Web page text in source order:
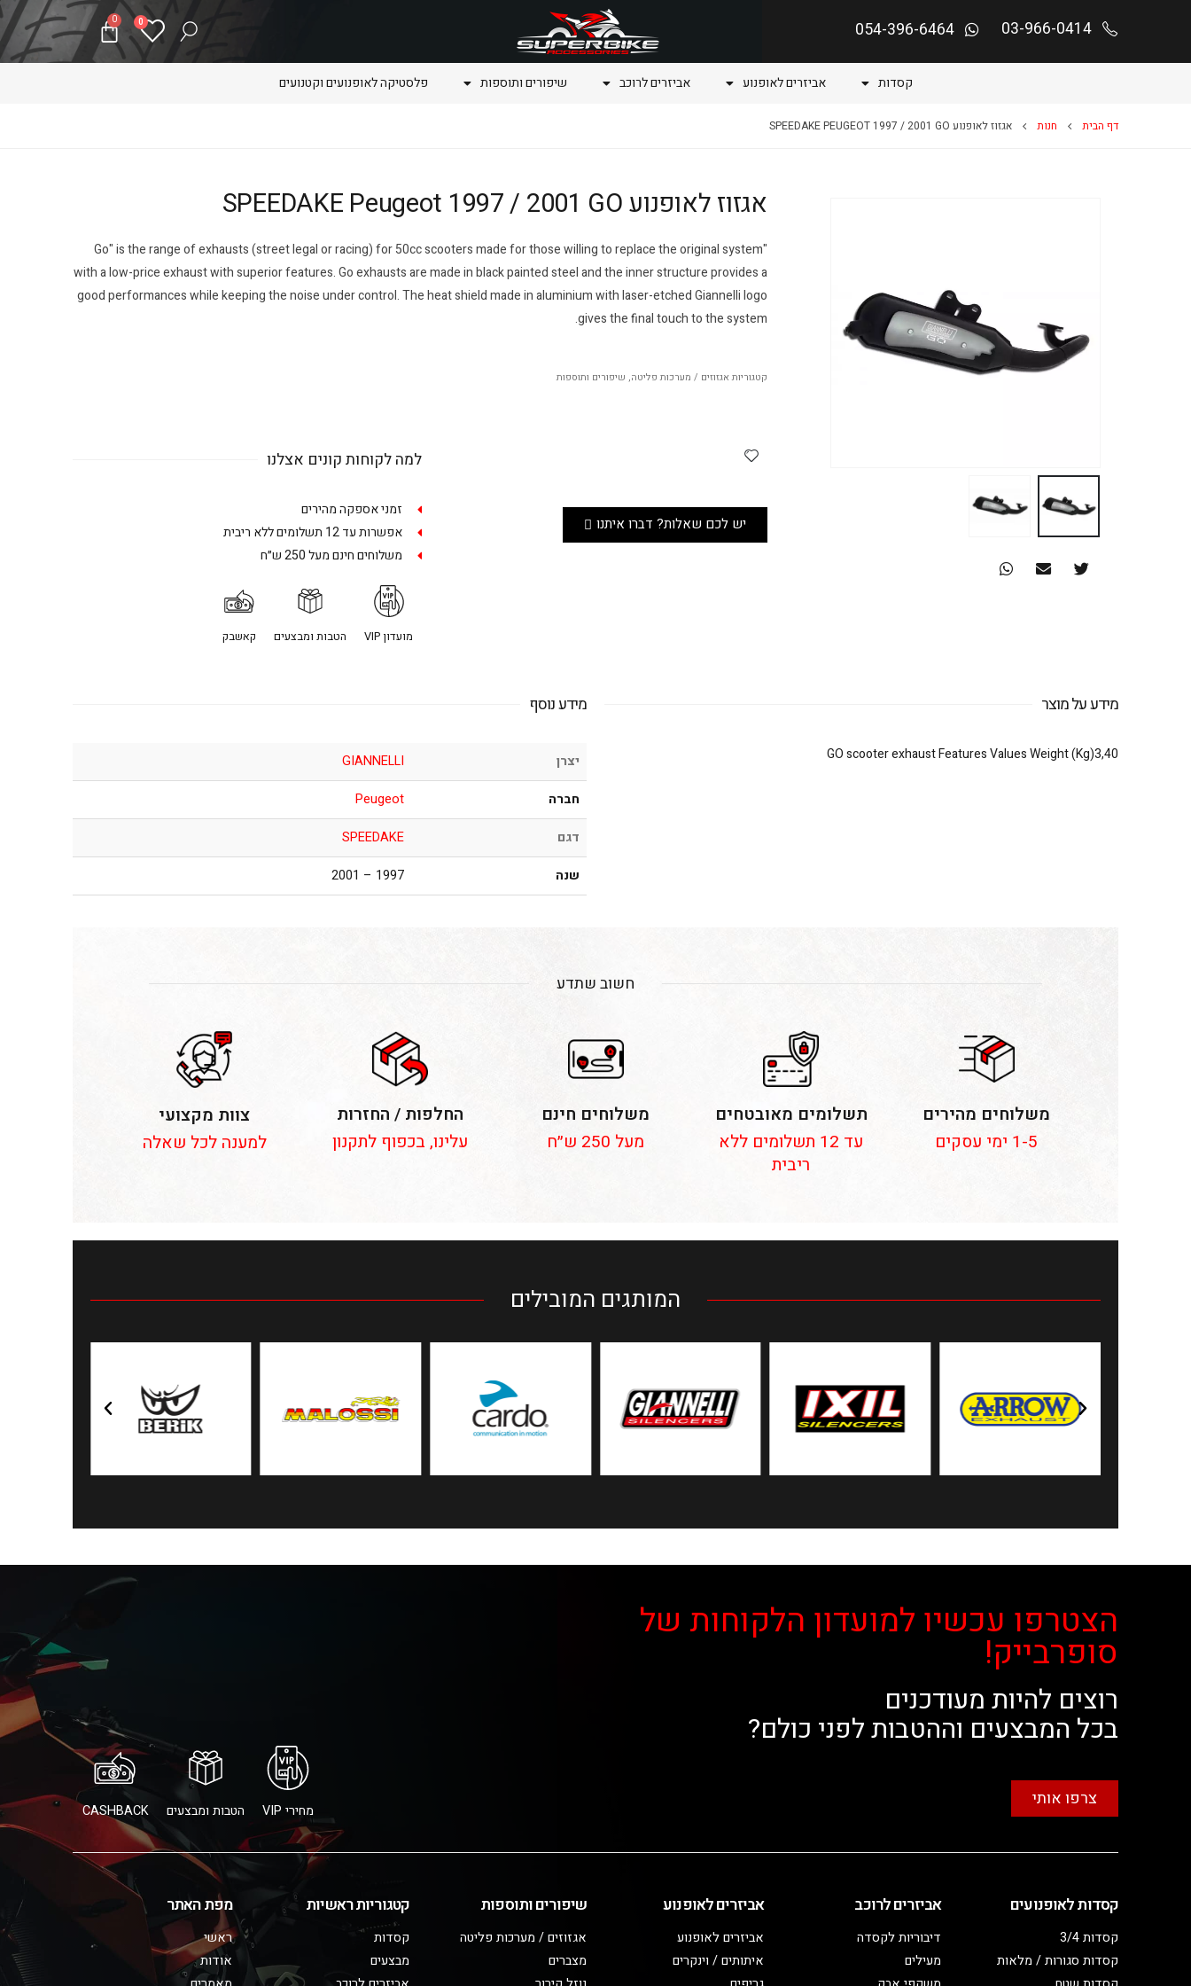
03-966-0414
054-396-6464
0
0
קסדות אביזרים לאופנוע אביזרים לרוכב שיפורים ותוספות פלסטיקה לאופנועים וקטנועים
דף הבית חנות אגזוז לאופנוע SPEEDAKE PEUGEOT 1997 / 2001 GO
אגזוז לאופנוע SPEEDAKE Peugeot 1997 / 2001 GO
"Go" is the range of exhausts (street legal or racing) for 50cc scooters made for those willing to replace the original system
with a low-price exhaust with superior features. Go exhausts are made in black painted steel and the inner structure provides a
good performances while keeping the noise under control. The heat shield made in aluminium with laser-etched Giannelli logo
gives the final touch to the system.
קטגוריותאגזוזים / מערכות פליטה, שיפורים ותוספות
יש לכם שאלות? דברו איתנו
למה לקוחות קונים אצלנו
זמני אספקה מהירים
אפשרות עד 12 תשלומים ללא ריבית
משלוחים חינם מעל 250 ש״ח
מועדון VIP הטבות ומבצעים קאשבק
מידע על מוצר
GO scooter exhaust Features Values Weight (Kg)3,40
מידע נוסף
יצרן GIANNELLI
חברה Peugeot
דגם SPEEDAKE
שנה 1997 – 2001
חשוב שתדע
משלוחים מהירים
1-5 ימי עסקים
תשלומים מאובטחים
עד 12 תשלומים ללא
ריבית
משלוחים חינם
מעל 250 ש״ח
החלפות / החזרות
עלינו, בכפוף לתקנון
צוות מקצועי
למענה לכל שאלה
המותגים המובילים
הצטרפו עכשיו למועדון הלקוחות של
סופרבייק!
רוצים להיות מעודכנים
בכל המבצעים וההטבות לפני כולם?
צרפו אותי
מחירי VIP הטבות ומבצעים CASHBACK
קסדות לאופנועים
קסדות 3/4
קסדות סגורות / מלאות
אביזרים לרוכב
דיבוריות לקסדה
מעילים
אביזרים לאופנוע
אביזרים לאופנוע
איתותים / וינקרים
שיפורים ותוספות
אגזוזים / מערכות פליטה
מצברים
קטגוריות ראשיות
קסדות
מבצעים
מפת האתר
ראשי
אודות